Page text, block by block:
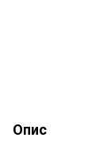
Опис